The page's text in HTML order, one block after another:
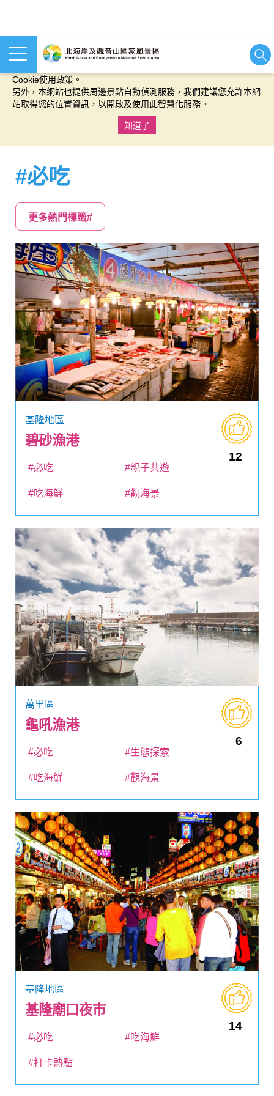
本網站使用cookies等相關技術以持續優化網站服務，並有助於為
Cookie使用政策。
另外，本網站也提供周邊景點自動偵測服務，我們建議您允許本網
站取得您的位置資訊，以開啟及使用此智慧化服務。
知道了
#必吃
更多熱門標籤#
基隆地區
碧砂漁港
12
#必吃 #親子共遊
#吃海鮮 #觀海景
萬里區
龜吼漁港
6
#必吃 #生態探索
#吃海鮮 #觀海景
基隆地區
基隆廟口夜市
14
#必吃 #吃海鮮
#打卡熱點